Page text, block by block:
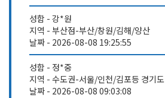
성함 - 강*원
지역 - 부산점-부산/창원/김해/양산
날짜 - 2026-08-08 19:25:55
성함 - 정*중
지역 - 수도권-서울/인천/김포등 경기도
날짜 - 2026-08-08 09:03:08